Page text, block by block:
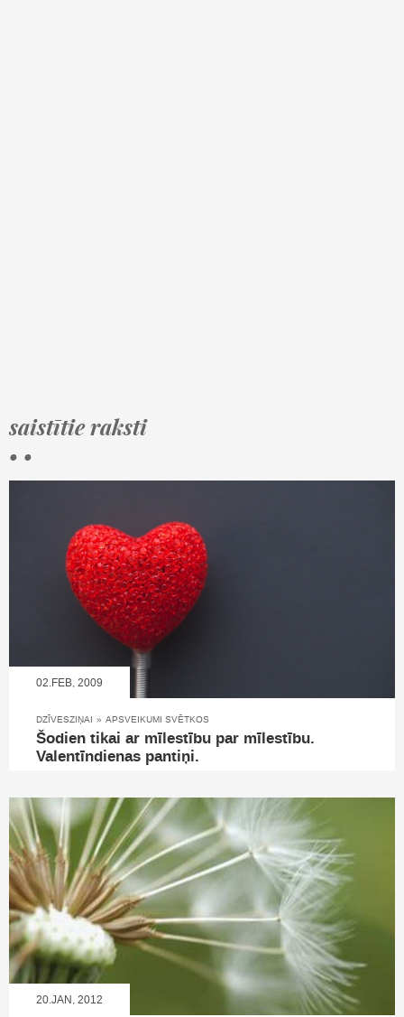
saistītie raksti
• •
02.FEB, 2009
DZĪVESZIŅAI » APSVEIKUMI SVĒTKOS
Šodien tikai ar mīlestību par mīlestību.
Valentīndienas pantiņi.
20.JAN, 2012